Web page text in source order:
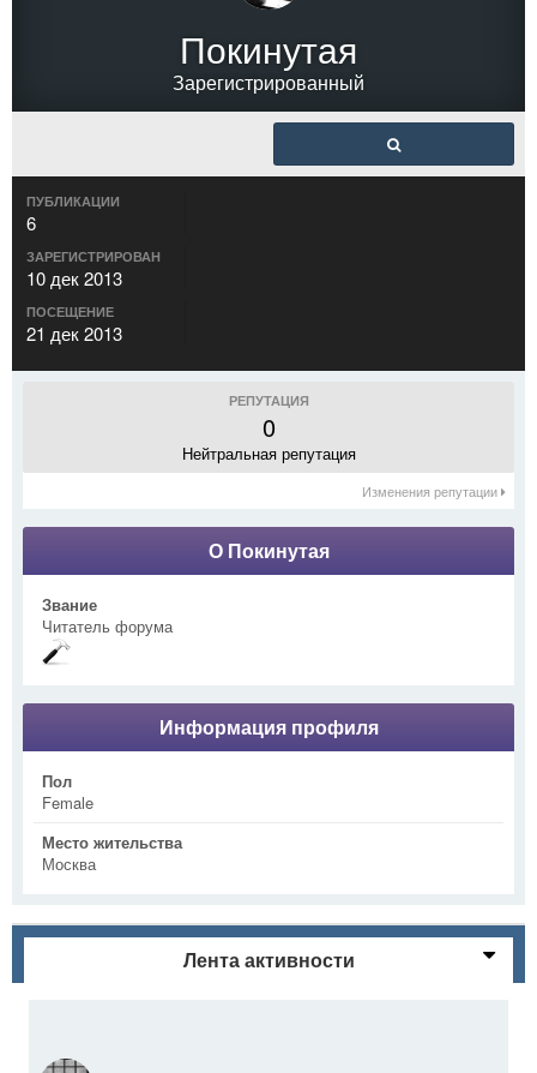
Покинутая
Зарегистрированный
ПУБЛИКАЦИИ
6
ЗАРЕГИСТРИРОВАН
10 дек 2013
ПОСЕЩЕНИЕ
21 дек 2013
РЕПУТАЦИЯ
0
Нейтральная репутация
Изменения репутации
О Покинутая
Звание
Читатель форума
Информация профиля
Пол
Female
Место жительства
Москва
Лента активности